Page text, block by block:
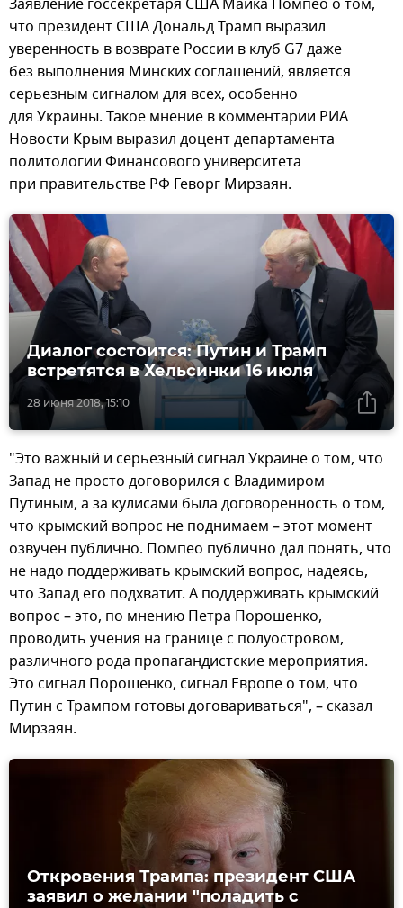
что президент США Дональд Трамп выразил
уверенность в возврате России в клуб G7 даже
без выполнения Минских соглашений, является
серьезным сигналом для всех, особенно
для Украины. Такое мнение в комментарии РИА
Новости Крым выразил доцент департамента
политологии Финансового университета
при правительстве РФ Геворг Мирзаян.
28 июня 2018, 15:10
Диалог состоится: Путин и Трамп
встретятся в Хельсинки 16 июля
"Это важный и серьезный сигнал Украине о том, что
Запад не просто договорился с Владимиром
Путиным, а за кулисами была договоренность о том,
что крымский вопрос не поднимаем – этот момент
озвучен публично. Помпео публично дал понять, что
не надо поддерживать крымский вопрос, надеясь,
что Запад его подхватит. А поддерживать крымский
вопрос – это, по мнению Петра Порошенко,
проводить учения на границе с полуостровом,
различного рода пропагандистские мероприятия.
Это сигнал Порошенко, сигнал Европе о том, что
Путин с Трампом готовы договариваться", – сказал
Мирзаян.
Откровения Трампа: президент США
заявил о желании "поладить с